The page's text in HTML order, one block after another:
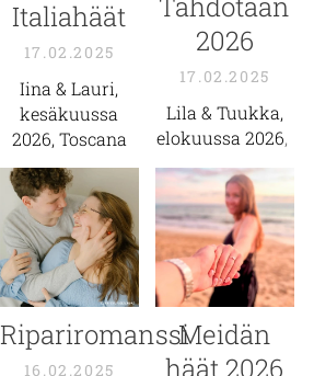
Italiahäät
17.02.2025
Iina & Lauri,
kesäkuussa
2026, Toscana
2026
17.02.2025
Lila & Tuukka,
elokuussa 2026,
Ripariromanssi
16.02.2025
Meidän
häät 2026